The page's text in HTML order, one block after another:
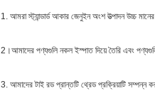
1. আমরা স্ট্যান্ডার্ড আকার জেনুইন অংশ উত্পাদন উচ্চ
2।আমাদের পণ্যগুলি নকল ইস্পাত দিয়ে তৈরি এবং
3. আমাদের টাই রড প্রান্তটি থ্রেড প্রক্রিয়াটি সম্পন্ন